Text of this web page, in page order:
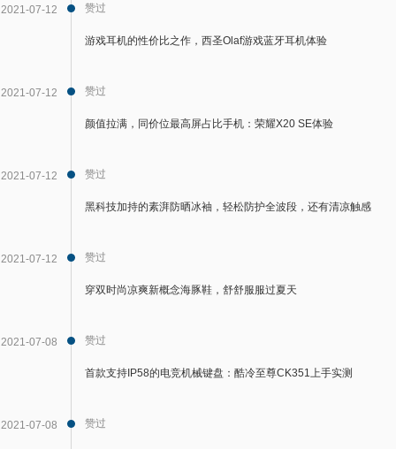
2021-07-12 赞过
游戏耳机的性价比之作，西圣Olaf游戏蓝牙耳机体验
2021-07-12 赞过
颜值拉满，同价位最高屏占比手机：荣耀X20 SE体验
2021-07-12 赞过
黑科技加持的素湃防晒冰袖，轻松防护全波段，还有清凉触感
2021-07-12 赞过
穿双时尚凉爽新概念海豚鞋，舒舒服服过夏天
2021-07-08 赞过
首款支持IP58的电竞机械键盘：酷冷至尊CK351上手实测
2021-07-08 赞过